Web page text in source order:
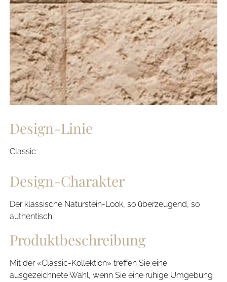
Design-Linie
Classic
Design-Charakter
Der klassische Naturstein-Look, so überzeugend, so
authentisch
Produktbeschreibung
Mit der «Classic-Kollektion» treffen Sie eine
ausgezeichnete Wahl, wenn Sie eine ruhige Umgebung